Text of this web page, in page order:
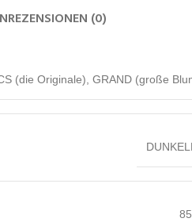
REZENSIONEN (0)
(die Originale) GRAND (große